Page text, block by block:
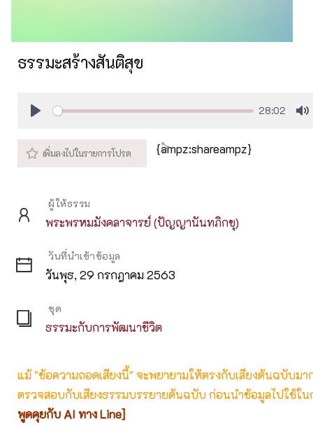
ธรรมะสร้างสันติสุข
28:02
{ampz:shareampz}
ผู้ให้ธรรม
พระพรหมมังคลาจารย์ (ปัญญานันทภิกขุ)
วันที่นำเข้าข้อมูล
วันพุธ, 29 กรกฎาคม 2563
ชุด
ธรรมะกับการพัฒนาชีวิต
แม้ "ข้อความถอดเสียงนี้" จะพยายามให้ตรงกับเสียงต้นฉบับม
ตรวจสอบกับเสียงธรรมบรรยายต้นฉบับ ก่อนนำข้อมูลไปใช้ใน
พูดคุยกับ AI ทาง Line]